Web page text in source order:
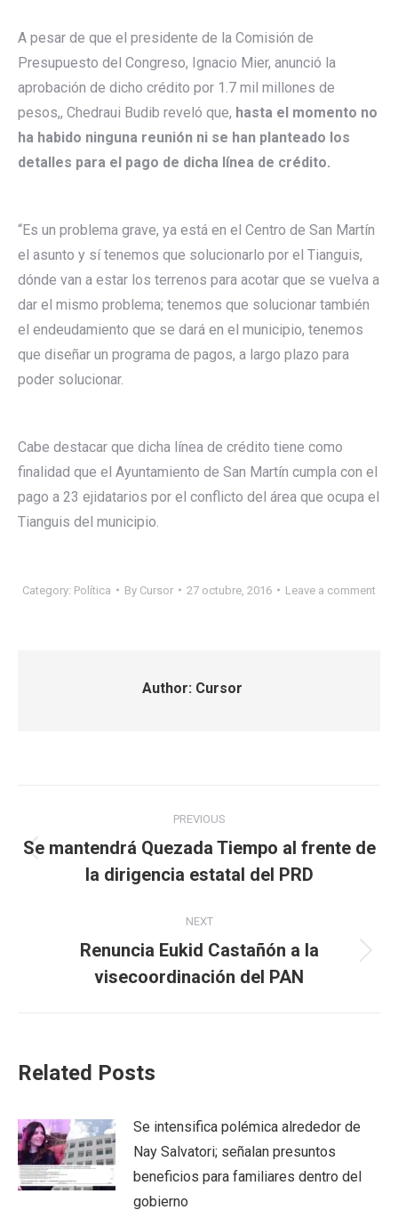
A pesar de que el presidente de la Comisión de
Presupuesto del Congreso, Ignacio Mier, anunció la
aprobación de dicho crédito por 1.7 mil millones de
pesos,, Chedraui Budib reveló que, hasta el momento no
ha habido ninguna reunión ni se han planteado los
detalles para el pago de dicha línea de crédito.
“Es un problema grave, ya está en el Centro de San Martín
el asunto y sí tenemos que solucionarlo por el Tianguis,
dónde van a estar los terrenos para acotar que se vuelva a
dar el mismo problema; tenemos que solucionar también
el endeudamiento que se dará en el municipio, tenemos
que diseñar un programa de pagos, a largo plazo para
poder solucionar.
Cabe destacar que dicha línea de crédito tiene como
finalidad que el Ayuntamiento de San Martín cumpla con el
pago a 23 ejidatarios por el conflicto del área que ocupa el
Tianguis del municipio.
Category: Política By Cursor 27 octubre, 2016 Leave a comment
Author: Cursor
navigation
PREVIOUS
Previous
post:
Se mantendrá Quezada Tiempo al frente de
la dirigencia estatal del PRD
NEXT
Next
post:
Renuncia Eukid Castañón a la
visecoordinación del PAN
Related Posts
Se intensifica polémica alrededor de
Nay Salvatori; señalan presuntos
beneficios para familiares dentro del
gobierno